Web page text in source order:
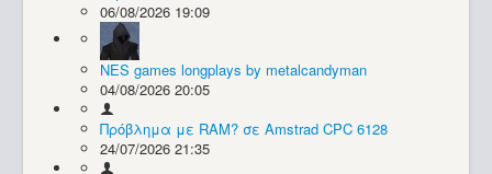
06/08/2026 19:09
NES games longplays by metalcandyman
04/08/2026 20:05
Πρόβλημα με RAM? σε Amstrad CPC 6128
24/07/2026 21:35